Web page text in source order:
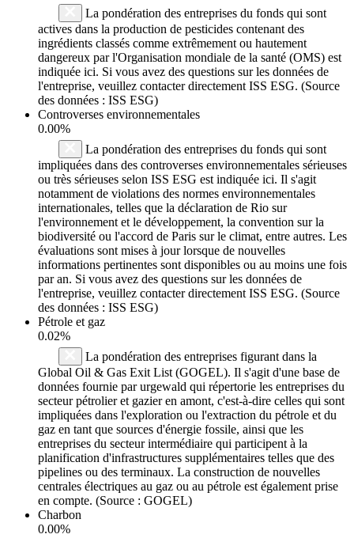
La pondération des entreprises du fonds qui sont
actives dans la production de pesticides contenant des
ingrédients classés comme extrêmement ou hautement
dangereux par l'Organisation mondiale de la santé (OMS) est
indiquée ici. Si vous avez des questions sur les données de
l'entreprise, veuillez contacter directement ISS ESG. (Source
des données : ISS ESG)
Controverses environnementales
0.00%
La pondération des entreprises du fonds qui sont
impliquées dans des controverses environnementales sérieuses
ou très sérieuses selon ISS ESG est indiquée ici. Il s'agit
notamment de violations des normes environnementales
internationales, telles que la déclaration de Rio sur
l'environnement et le développement, la convention sur la
biodiversité ou l'accord de Paris sur le climat, entre autres. Les
évaluations sont mises à jour lorsque de nouvelles
informations pertinentes sont disponibles ou au moins une fois
par an. Si vous avez des questions sur les données de
l'entreprise, veuillez contacter directement ISS ESG. (Source
des données : ISS ESG)
Pétrole et gaz
0.02%
La pondération des entreprises figurant dans la
Global Oil & Gas Exit List (GOGEL). Il s'agit d'une base de
données fournie par urgewald qui répertorie les entreprises du
secteur pétrolier et gazier en amont, c'est-à-dire celles qui sont
impliquées dans l'exploration ou l'extraction du pétrole et du
gaz en tant que sources d'énergie fossile, ainsi que les
entreprises du secteur intermédiaire qui participent à la
planification d'infrastructures supplémentaires telles que des
pipelines ou des terminaux. La construction de nouvelles
centrales électriques au gaz ou au pétrole est également prise
en compte. (Source : GOGEL)
Charbon
0.00%